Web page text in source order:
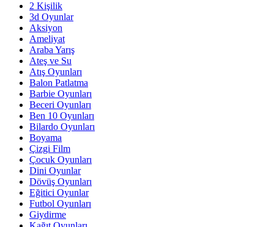
2 Kişilik
3d Oyunlar
Aksiyon
Ameliyat
Araba Yarış
Ateş ve Su
Atış Oyunları
Balon Patlatma
Barbie Oyunları
Beceri Oyunları
Ben 10 Oyunları
Bilardo Oyunları
Boyama
Çizgi Film
Çocuk Oyunları
Dini Oyunlar
Dövüş Oyunları
Eğitici Oyunlar
Futbol Oyunları
Giydirme